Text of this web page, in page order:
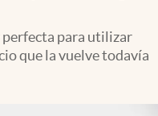
perfecta para utilizar
que la vuelve todavía